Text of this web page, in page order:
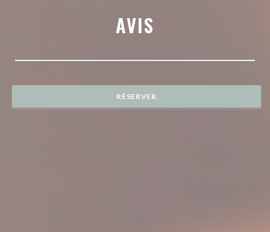
AVIS
RÉSERVER